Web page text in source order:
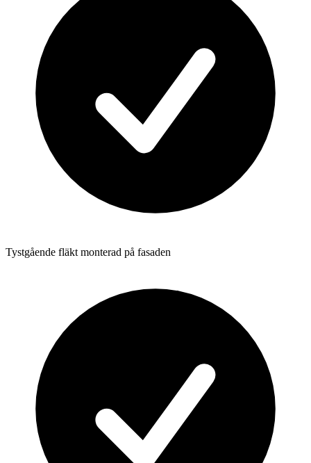
Tystgående fläkt monterad på fasaden